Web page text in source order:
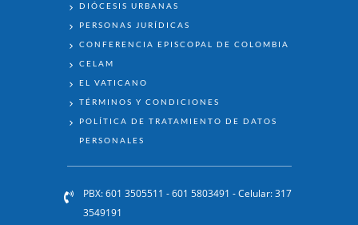
DIÓCESIS URBANAS
PERSONAS JURÍDICAS
CONFERENCIA EPISCOPAL DE COLOMBIA
CELAM
EL VATICANO
TÉRMINOS Y CONDICIONES
POLÍTICA DE TRATAMIENTO DE DATOS
PERSONALES
PBX: 601 3505511 - 601 5803491 - Celular: 317
3549191